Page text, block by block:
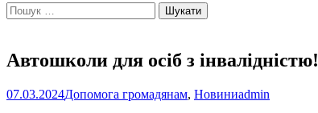
Пошук:
Автошколи для осіб з інвалідністю!
07.03.2024Допомога громадянам, Новиниadmin